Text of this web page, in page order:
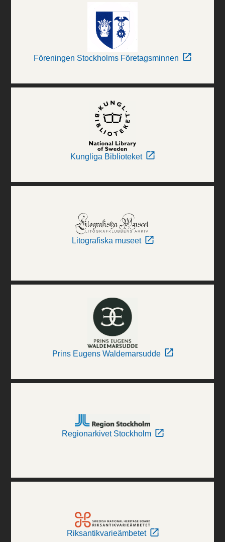
Föreningen Stockholms Företagsminnen
Kungliga Biblioteket
Litografiska museet
Prins Eugens Waldemarsudde
Regionarkivet Stockholm
Riksantikvarieämbetet